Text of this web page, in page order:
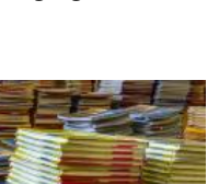
des
zu können,
unter anderem